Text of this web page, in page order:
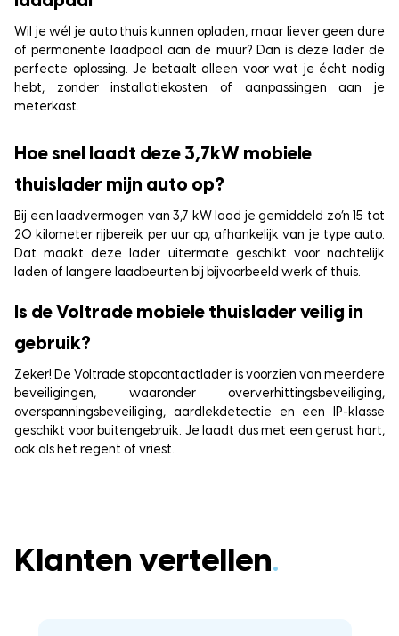
Wil je wél je auto thuis kunnen opladen, maar liever geen dure
of permanente laadpaal aan de muur? Dan is deze lader de
perfecte oplossing. Je betaalt alleen voor wat je écht nodig
hebt, zonder installatiekosten of aanpassingen aan je
meterkast.
Hoe snel laadt deze 3,7kW mobiele
thuislader mijn auto op?
Bij een laadvermogen van 3,7 kW laad je gemiddeld zo’n 15 tot
20 kilometer rijbereik per uur op, afhankelijk van je type auto.
Dat maakt deze lader uitermate geschikt voor nachtelijk
laden of langere laadbeurten bij bijvoorbeeld werk of thuis.
Is de Voltrade mobiele thuislader veilig in
gebruik?
Zeker! De Voltrade stopcontactlader is voorzien van meerdere
beveiligingen, waaronder oververhittingsbeveiliging,
overspanningsbeveiliging, aardlekdetectie en een IP-klasse
geschikt voor buitengebruik. Je laadt dus met een gerust hart,
ook als het regent of vriest.
Klanten vertellen.